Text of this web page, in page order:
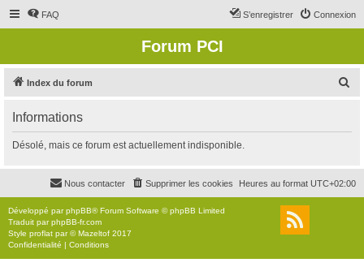
FAQ Connexion
S’enregistrer
Forum PCI
Index du forum
r
c
r
Informations
Désolé, mais ce forum est actuellement indisponible.
Heures au format UTC+02:00
Supprimer les cookies
Nous contacter
Développé parphpBB® Forum Software © phpBB Limited
Traduit parphpBB-fr.com
Style proflat par ©Mazeltof 2017
Confidentialité | Conditions